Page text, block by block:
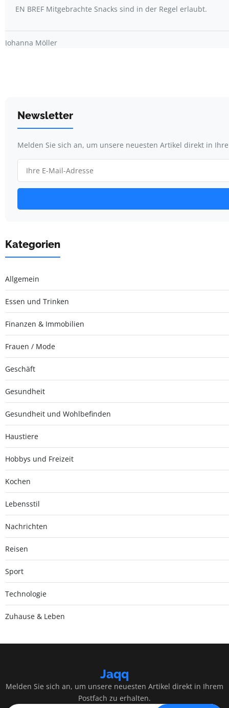
EN BREF Mitgebrachte Snacks sind in der Regel erlaubt.
Johanna Möller
Newsletter
Melden Sie sich an, um unsere neuesten Artikel direkt in
Kategorien
Allgemein
Essen und Trinken
Finanzen & Immobilien
Frauen / Mode
Geschäft
Gesundheit
Gesundheit und Wohlbefinden
Haustiere
Hobbys und Freizeit
Kochen
Lebensstil
Nachrichten
Reisen
Sport
Technologie
Zuhause & Leben
Jaqq
Melden Sie sich an, um unsere neuesten Artikel direkt in Ihrem
Postfach zu erhalten.